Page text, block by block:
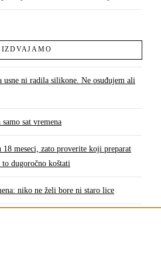
IZDVAJAMO
ni radila silikone. Ne osuđujem ali
sat vremena
meseci, zato proverite koji preparat
dugoročno koštati
niko ne želi bore ni staro lice